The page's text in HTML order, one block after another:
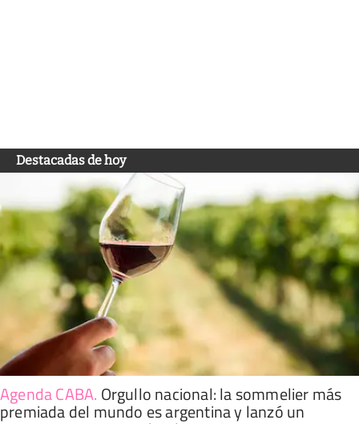
Destacadas de hoy
Agenda CABA. Orgullo nacional: la sommelier más
premiada del mundo es argentina y lanzó un